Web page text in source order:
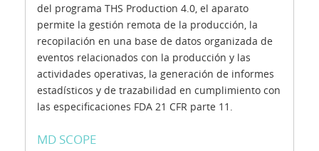
del programa THS Production 4.0, el aparato
permite la gestión remota de la producción, la
recopilación en una base de datos organizada de
eventos relacionados con la producción y las
actividades operativas, la generación de informes
estadísticos y de trazabilidad en cumplimiento con
las especificaciones FDA 21 CFR parte 11.
MD SCOPE